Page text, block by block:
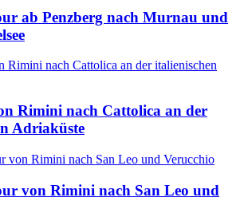
ab Penzberg nach Murnau und
Rimini nach Cattolica an der
Adriaküste
von Rimini nach San Leo und